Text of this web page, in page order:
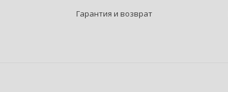
Гарантия и возврат